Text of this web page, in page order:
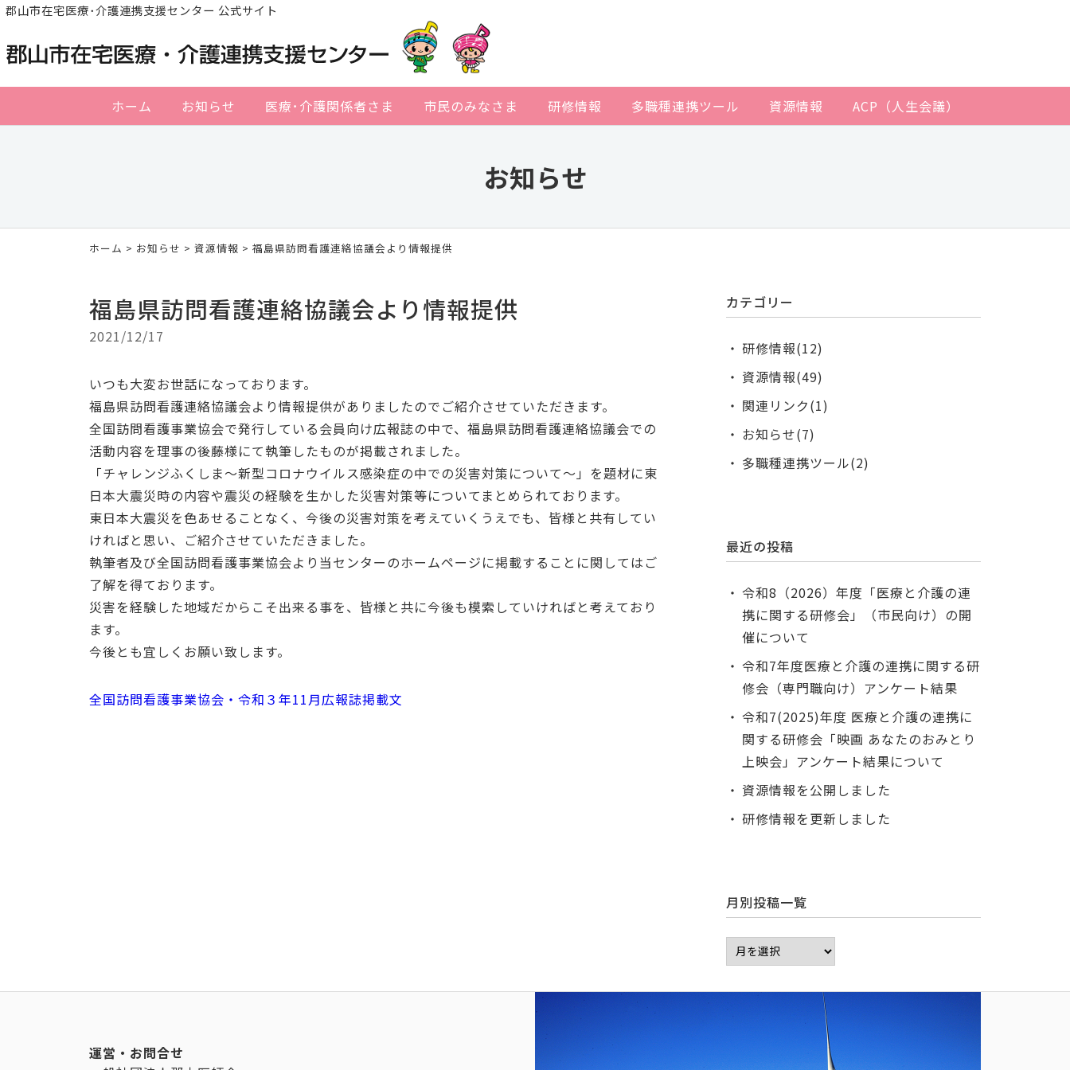
郡山市在宅医療･介護連携支援センター 公式サイト
ホーム お知らせ 医療･介護関係者さま 市民のみなさま 研修情報 多職種連携ツール 資源情報 ACP（人生会議）
お知らせ
ホーム > お知らせ > 資源情報 > 福島県訪問看護連絡協議会より情報提供
福島県訪問看護連絡協議会より情報提供
2021/12/17
いつも大変お世話になっております。
福島県訪問看護連絡協議会より情報提供がありましたのでご紹介させていただきます。
全国訪問看護事業協会で発行している会員向け広報誌の中で、福島県訪問看護連絡協議会での
活動内容を理事の後藤様にて執筆したものが掲載されました。
「チャレンジふくしま～新型コロナウイルス感染症の中での災害対策について～」を題材に東
日本大震災時の内容や震災の経験を生かした災害対策等についてまとめられております。
東日本大震災を色あせることなく、今後の災害対策を考えていくうえでも、皆様と共有してい
ければと思い、ご紹介させていただきました。
執筆者及び全国訪問看護事業協会より当センターのホームページに掲載することに関してはご
了解を得ております。
災害を経験した地域だからこそ出来る事を、皆様と共に今後も模索していければと考えており
ます。
今後とも宜しくお願い致します。
全国訪問看護事業協会・令和３年11月広報誌掲載文
カテゴリー
研修情報(12)
資源情報(49)
関連リンク(1)
お知らせ(7)
多職種連携ツール(2)
最近の投稿
令和8（2026）年度「医療と介護の連
携に関する研修会」（市民向け）の開
催について
令和7年度医療と介護の連携に関する研
修会（専門職向け）アンケート結果
令和7(2025)年度 医療と介護の連携に
関する研修会「映画 あなたのおみとり
上映会」アンケート結果について
資源情報を公開しました
研修情報を更新しました
月別投稿一覧
運営・お問合せ